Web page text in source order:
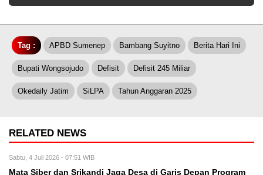
Tag : APBD Sumenep Bambang Suyitno Berita Hari Ini
Bupati Wongsojudo Defisit Defisit 245 Miliar
Okedaily Jatim SiLPA Tahun Anggaran 2025
RELATED NEWS
Sabtu, 4 Juli 2026 - 07:51 WIB
Mata Siber dan Srikandi Jaga Desa di Garis Depan Program